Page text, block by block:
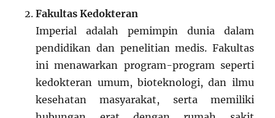
Fakultas Kedokteran
Imperial adalah pemimpin dunia dalam
pendidikan dan penelitian medis. Fakultas
ini menawarkan program-program seperti
kedokteran umum, bioteknologi, dan ilmu
kesehatan masyarakat, serta memiliki